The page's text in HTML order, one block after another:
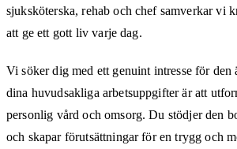
sjuksköterska, rehab och chef samverkar vi
att ge ett gott liv varje dag.
Vi söker dig med ett genuint intresse för den
dina huvudsakliga arbetsuppgifter är att
personlig vård och omsorg. Du stödjer den
och skapar förutsättningar för en trygg och